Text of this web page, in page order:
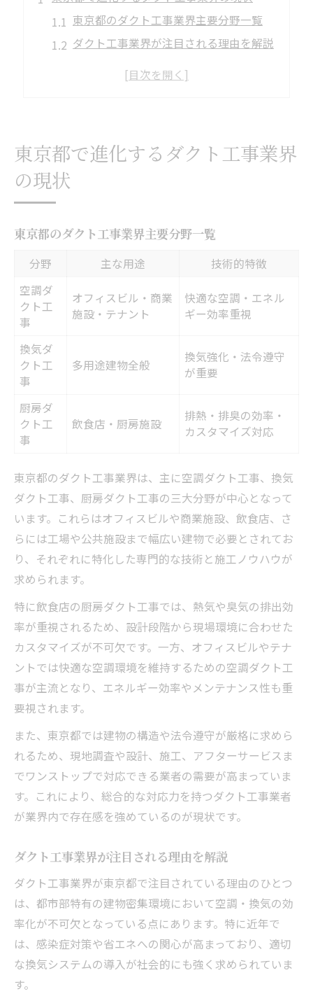
東京都のダクト工事業界主要分野一覧
ダクト工事業界が注目される理由を解説
空調や換気分野で求められる最新技術
空調・厨房ダクト工事の対応範囲一覧
店舗換気扇工事の施工例を紹介
ダクト工事業界で安定収入を得る働き方とは
ダクト工事の平均年収と収入例比較
安定収入を得るための働き方のコツ
正社員と契約社員の待遇差を解説
施工現場で求められるダクト工事の技術力
現場で重視されるダクト工事技術一覧
厨房向けダクト施工のポイント解説
安全管理を徹底するための工夫
施工品質向上のための最新技術
未経験から始める東京都ダクト工事の道
未経験者向けダクト工事求人条件比較
ダクト工事未経験からの成長ステップ
初任給や福利厚生の実態をチェック
資格取得支援制度の活用方法
未経験者が身につけたい基礎知識
ダクト工事求人の動向と将来展望を解説
東京都内ダクト工事求人動向一覧
今後注目されるダクト工事分野とは
求人選びで失敗しないための注意点
将来性ある働き方を見極めるコツ
ダクト工事業界のキャリアアップ術
東京都で進化するダクト工事業界
の現状
東京都のダクト工事業界主要分野一覧
分野 主な用途
技術的特徴
空調ダ
クト工
事
オフィスビル・商業
施設・テナント
快適な空調・エネル
ギー効率重視
換気ダ
クト工
事
多用途建物全般
換気強化・法令遵守
が重要
厨房ダ
クト工
事
飲食店・厨房施設
排熱・排臭の効率・
カスタマイズ対応
東京都のダクト工事業界は、主に空調ダクト工事、換気
ダクト工事、厨房ダクト工事の三大分野が中心となって
います。これらはオフィスビルや商業施設、飲食店、さ
らには工場や公共施設まで幅広い建物で必要とされてお
り、それぞれに特化した専門的な技術と施工ノウハウが
求められます。
特に飲食店の厨房ダクト工事では、熱気や臭気の排出効
率が重視されるため、設計段階から現場環境に合わせた
カスタマイズが不可欠です。一方、オフィスビルやテナ
ントでは快適な空調環境を維持するための空調ダクト工
事が主流となり、エネルギー効率やメンテナンス性も重
要視されます。
また、東京都では建物の構造や法令遵守が厳格に求めら
れるため、現地調査や設計、施工、アフターサービスま
でワンストップで対応できる業者の需要が高まっていま
す。これにより、総合的な対応力を持つダクト工事業者
が業界内で存在感を強めているのが現状です。
ダクト工事業界が注目される理由を解説
ダクト工事業界が東京都で注目されている理由のひとつ
は、都市部特有の建物密集環境において空調・換気の効
率化が不可欠となっている点にあります。特に近年で
は、感染症対策や省エネへの関心が高まっており、適切
な換気システムの導入が社会的にも強く求められていま
す。